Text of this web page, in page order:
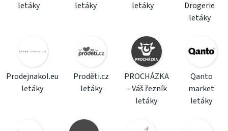
letáky
letáky
letáky
Drogerie
letáky
Prodejnakol.eu
letáky
Proděti.cz
letáky
PROCHÁZKA
– Váš řezník
letáky
Qanto
market
letáky